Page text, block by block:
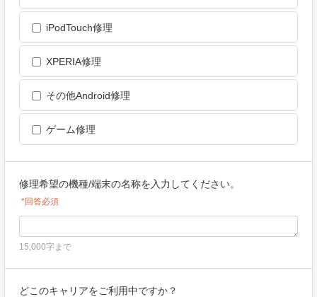
iPodTouch修理
XPERIA修理
その他Android修理
ゲーム修理
修理希望の機種/端末の名称を入力してください。
*回答必須
15,000字まで
どこのキャリアをご利用中ですか？